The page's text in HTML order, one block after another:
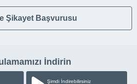
Şikayet Başvurusu
İndirin
Şimdi İndirebilirsiniz